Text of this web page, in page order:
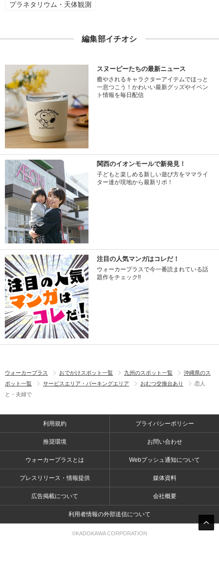
プラネタリウム・天体観測
編集部イチオシ
スヌーピーたちの最新ニュース
癒やされるキャラクターアイテムでほっと
一息つこう！かわいい最新グッズやイベン
ト情報を毎日配信
関西のイオンモールで新発見！
子どもと楽しめる新しい遊び方をママライ
ター達が現地から最新リポ！
注目の人気マンガはコレだ！
ウォーカープラスで今一番読まれている話
題作をチェック!!
ウォーカープラス おでかけスポット一覧 九州のスポット一覧
沖縄県のス
ポット一覧
サービスエリア・パーキングエリア おむつ交換台あり
恋人
と・夫婦で
利用規約 プライバシーポリシー
推奨環境 お問い合わせ
ウォーカープラスとは Webプッシュ通知について
プレスリリース・情報提供 媒体資料
広告掲載について 会社概要
利用者情報の外部送信について
©KADOKAWA CORPORATION